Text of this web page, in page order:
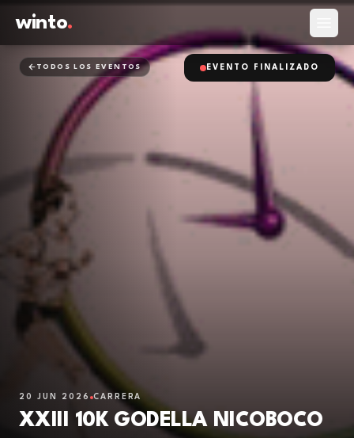
winto.
TODOS LOS EVENTOS
20 JUN 2026 CARRERA
XXIII 10K GODELLA NICOBOCO
EVENTO FINALIZADO